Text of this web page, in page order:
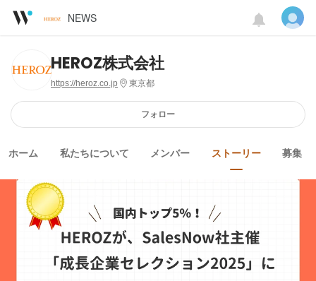
NEWS
HEROZ株式会社
https://heroz.co.jp 東京都
フォロー
ホーム 私たちについて メンバー ストーリー 募集